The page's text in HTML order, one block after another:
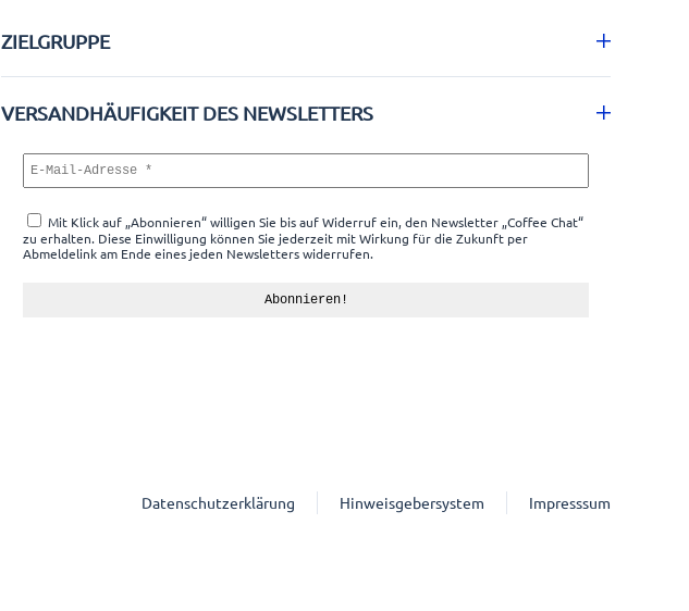
ZIELGRUPPE
VERSANDHÄUFIGKEIT DES NEWSLETTERS
Mit Klick auf „Abonnieren“ willigen Sie bis auf Widerruf ein, den Newsletter „Coffee Chat“
zu erhalten. Diese Einwilligung können Sie jederzeit mit Wirkung für die Zukunft per
Abmeldelink am Ende eines jeden Newsletters widerrufen.
Datenschutzerklärung Hinweisgebersystem Impresssum